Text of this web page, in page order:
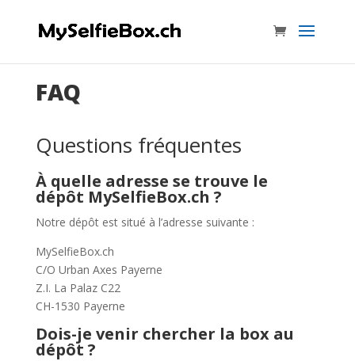
FAQ
Questions fréquentes
À quelle adresse se trouve le
dépôt MySelfieBox.ch ?
Notre dépôt est situé à l’adresse suivante :
MySelfieBox.ch
C/O Urban Axes Payerne
Z.I. La Palaz C22
CH-1530 Payerne
Dois-je venir chercher la box au
dépôt ?